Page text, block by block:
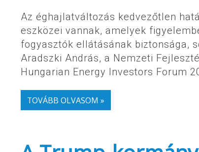
Az éghajlatváltozás kedvezőtlen
eszközei vannak, amelyek
fogyasztók ellátásának biztonsága,
Aradszki András, a Nemzeti
Hungarian Energy Investors Forum
TOVÁBB OLVASOM »